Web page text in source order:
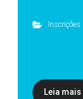
Inscrições
Leia mais